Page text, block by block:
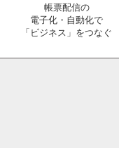
帳票配信の
電子化・自動化で
「ビジネス」をつなぐ